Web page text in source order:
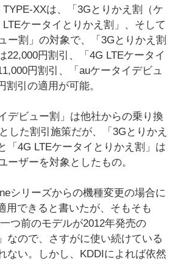
XXは、「3Gとりかえ割（ケ
ケータイとりかえ割」、そして
ー割」の対象で、「3Gとりかえ割
22,000円割引、「4G LTEケータイ
円割引、「auケータイデビュ
割引の適用が可能。
デビュー割」は他社からの乗り換
した割引施策だが、「3Gとりかえ
「4G LTEケータイとりかえ割」は
ーザーを対象としたもの。
シリーズからの機種変更の場合に
用できると書いたが、そもそも
つ前のモデルが2012年発売の
なので、さすがに使い続けている
ない。しかし、KDDIによれば依然